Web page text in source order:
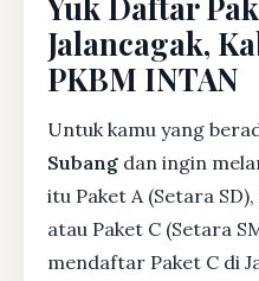
Jalancagak,
PKBM INTAN
Untuk kamu yang
Subang dan ingin
itu Paket A (Setara
atau Paket C (Setara
mendaftar Paket C di